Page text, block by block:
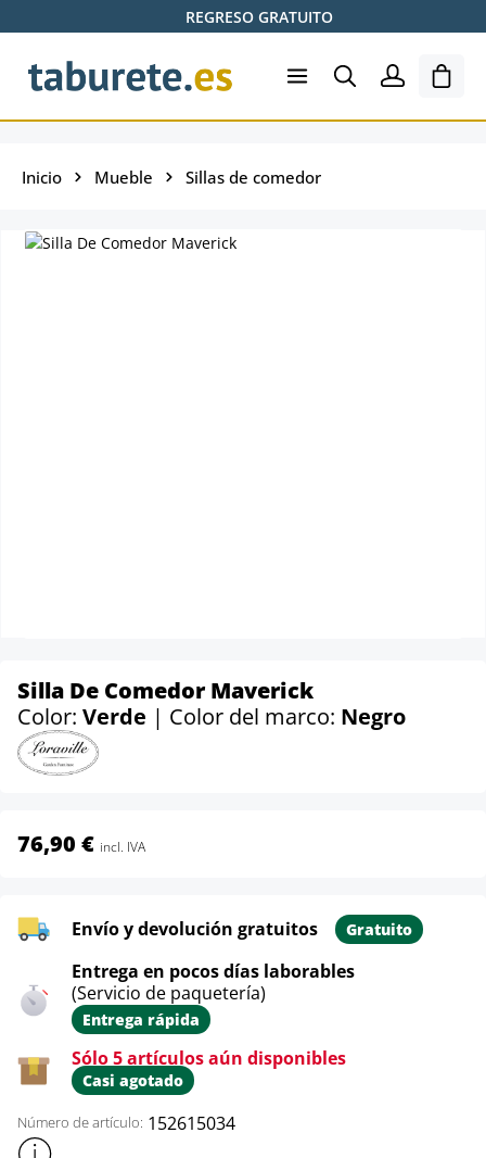
Saltar al contenido principalREGRESO GRATUITO
El
Inicio Mueble Sillas de comedor
Silla De Comedor Maverick
Color: Verde | Color del marco: Negro
76,90 € incl. IVA
Envío y devolución gratuitos Gratuito
Entrega en pocos días laborables
(Servicio de paquetería)
Entrega rápida
Sólo 5 artículos aún disponibles
Casi agotado
Número de artículo: 152615034
Mostrar más información sobre el producto